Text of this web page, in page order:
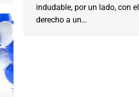
indudable, por un lado, con el
derecho a un…